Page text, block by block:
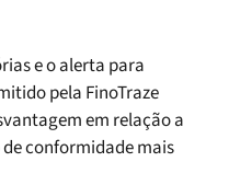
e o alerta para
pela FinoTraze
em relação a
conformidade mais